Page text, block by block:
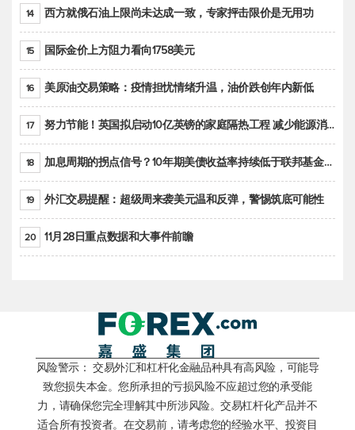
14 西方就俄石油上限尚未达成一致，专家抨击限价是无用功
15 国际金价上方阻力看向1758美元
16 美原油交易策略：疫情担忧情绪升温，油价跌创年内新低
17 努力节能！英国拟启动10亿英镑的家庭隔热工程 减少能源消耗
18 加息周期的拐点信号？10年期美债收益率持续低于联邦基金利率目标区间
19 外汇交易提醒：超级周来袭美元温和反弹，警惕筑底可能性
20 11月28日重点数据和大事件前瞻
风险警示： 交易外汇和杠杆化金融品种具有高风险，可能导
致您损失本金。您所承担的亏损风险不应超过您的承受能
力，请确保您完全理解其中所涉风险。交易杠杆化产品并不
适合所有投资者。在交易前，请考虑您的经验水平、投资目